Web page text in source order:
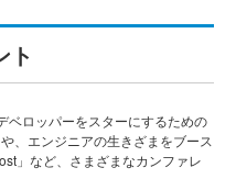
ト
ベロッパーをスターにするための
、エンジニアの生きざまをブース
」など、さまざまなカンファレ